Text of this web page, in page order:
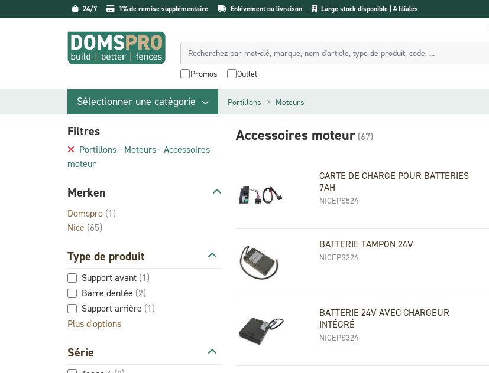
24/7 1% de remise supplémentaire Enlèvement ou livraison Large stock disponible | 4 filiales
Promos Outlet
Sélectionner une catégorie Portillons Moteurs
Filtres
Portillons - Moteurs - Accessoires
moteur
Merken
Domspro (1)
Nice (65)
Type de produit
Support avant (1)
Barre dentée (2)
Support arrière (1)
Plus d'options
Série
Accessoires moteur (67)
CARTE DE CHARGE POUR BATTERIES
7AH
NICEPS524
BATTERIE TAMPON 24V
NICEPS224
BATTERIE 24V AVEC CHARGEUR
INTÉGRÉ
NICEPS324